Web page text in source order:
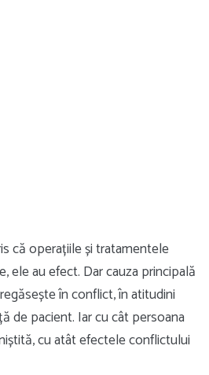
că operațiile și tratamentele
ele au efect. Dar cauza principală
în conflict, în atitudini
de pacient. Iar cu cât persoana
cu atât efectele conflictului